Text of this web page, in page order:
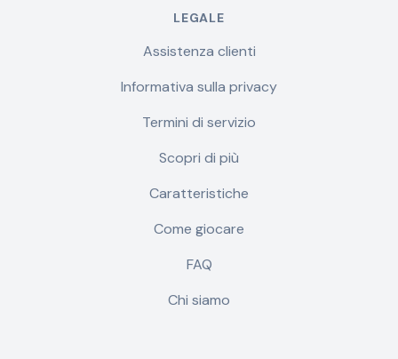
LEGALE
Assistenza clienti
Informativa sulla privacy
Termini di servizio
Scopri di più
Caratteristiche
Come giocare
FAQ
Chi siamo